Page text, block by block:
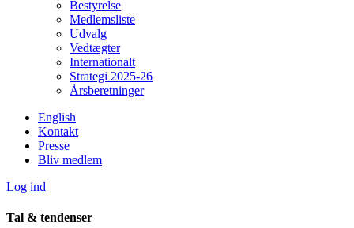
Bestyrelse
Medlemsliste
Udvalg
Vedtægter
Internationalt
Strategi 2025-26
Årsberetninger
English
Kontakt
Presse
Bliv medlem
Log ind
Tal & tendenser